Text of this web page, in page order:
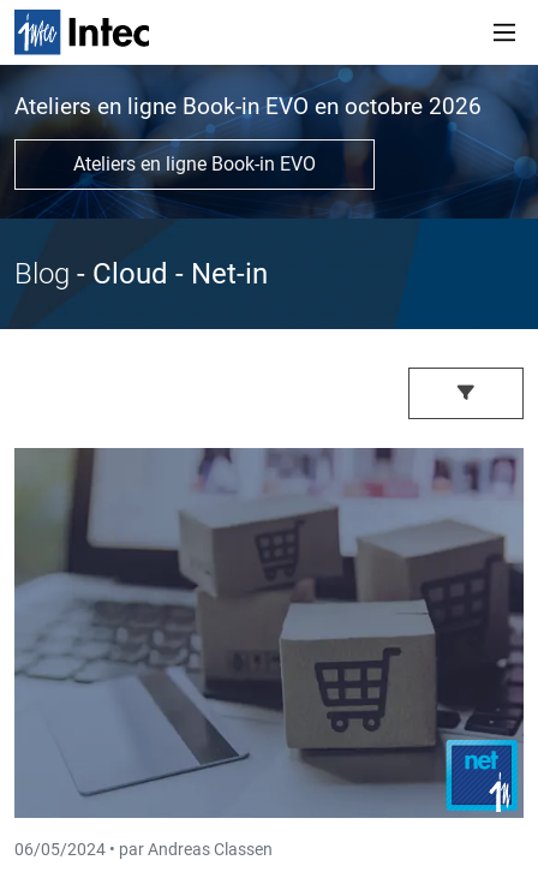
Ateliers en ligne Book-in EVO en octobre 2026
Ateliers en ligne Book-in EVO
Blog - Cloud - Net-in
06/05/2024 • par Andreas Classen